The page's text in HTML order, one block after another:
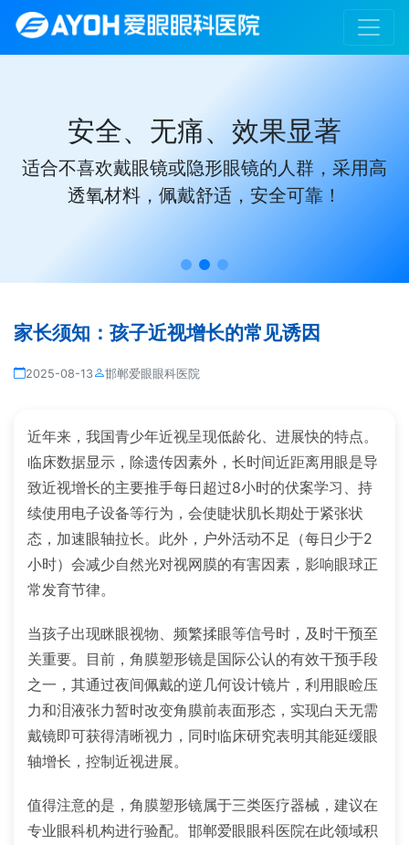
安全、无痛、效果显著
适合不喜欢戴眼镜或隐形眼镜的人群，采用高
透氧材料，佩戴舒适，安全可靠！
家长须知：孩子近视增长的常见诱因
2025-08-13 邯郸爱眼眼科医院
近年来，我国青少年近视呈现低龄化、进展快的特点。
临床数据显示，除遗传因素外，长时间近距离用眼是导
致近视增长的主要推手每日超过8小时的伏案学习、持
续使用电子设备等行为，会使睫状肌长期处于紧张状
态，加速眼轴拉长。此外，户外活动不足（每日少于2
小时）会减少自然光对视网膜的有害因素，影响眼球正
常发育节律。
当孩子出现眯眼视物、频繁揉眼等信号时，及时干预至
关重要。目前，角膜塑形镜是国际公认的有效干预手段
之一，其通过夜间佩戴的逆几何设计镜片，利用眼睑压
力和泪液张力暂时改变角膜前表面形态，实现白天无需
戴镜即可获得清晰视力，同时临床研究表明其能延缓眼
轴增长，控制近视进展。
值得注意的是，角膜塑形镜属于三类医疗器械，建议在
专业眼科机构进行验配。邯郸爱眼眼科医院在此领域积